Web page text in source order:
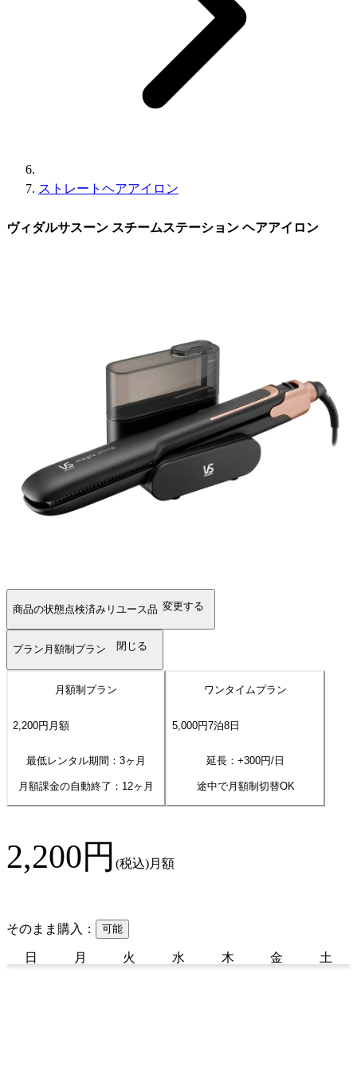
ストレートヘアアイロン
ヴィダルサスーン スチームステーション ヘアアイロン
商品の状態点検済みリユース品 変更する
プラン 月額制プラン 閉じる
月額制プラン
2,200円 月額
最低レンタル期間：3ヶ月
月額課金の自動終了： 12ヶ月
ワンタイムプラン
5,000円7泊8日
延長：+300円/日
途中で月額制切替OK
2,200円 (税込)月額
そのまま購入： 可能
日 月 火 水 木 金 土